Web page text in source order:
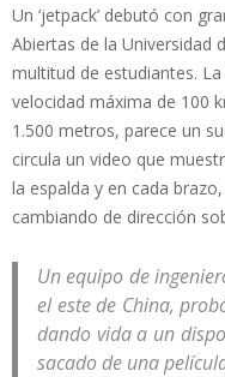
Un ‘jetpack’ debutó con
Abiertas de la Universidad
multitud de estudiantes.
velocidad máxima de 100
1.500 metros, parece un
circula un video que
la espalda y en cada
cambiando de dirección
Un equipo de
el este de China,
dando vida a un
sacado de una